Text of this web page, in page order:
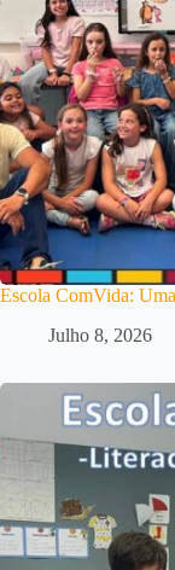
Escola ComVida:
Julho 8, 2026